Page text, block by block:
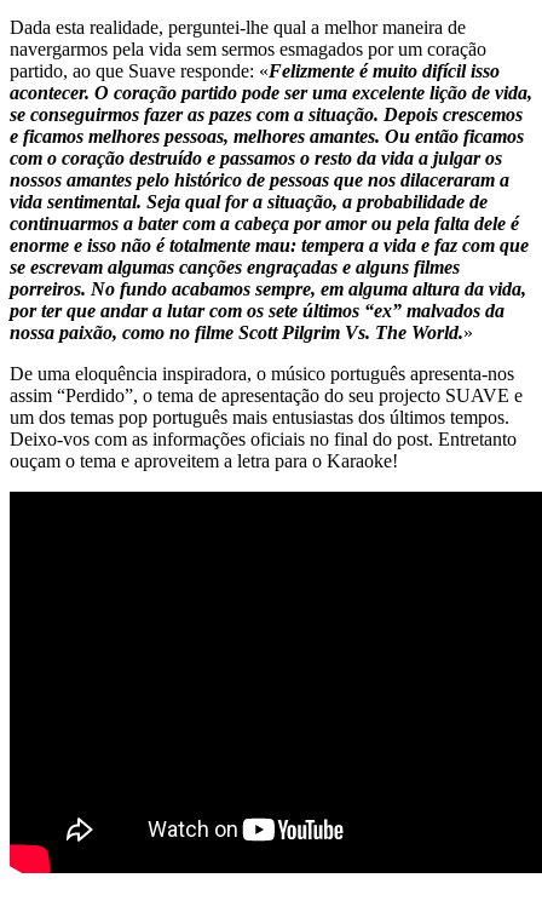
Dada esta realidade, perguntei-lhe qual a melhor maneira de
navergarmos pela vida sem sermos esmagados por um coração
partido, ao que Suave responde: «Felizmente é muito difícil isso
acontecer. O coração partido pode ser uma excelente lição de vida,
se conseguirmos fazer as pazes com a situação. Depois crescemos
e ficamos melhores pessoas, melhores amantes. Ou então ficamos
com o coração destruído e passamos o resto da vida a julgar os
nossos amantes pelo histórico de pessoas que nos dilaceraram a
vida sentimental. Seja qual for a situação, a probabilidade de
continuarmos a bater com a cabeça por amor ou pela falta dele é
enorme e isso não é totalmente mau: tempera a vida e faz com que
se escrevam algumas canções engraçadas e alguns filmes
porreiros. No fundo acabamos sempre, em alguma altura da vida,
por ter que andar a lutar com os sete últimos “ex” malvados da
nossa paixão, como no filme Scott Pilgrim Vs. The World.»
De uma eloquência inspiradora, o músico português apresenta-nos
assim “Perdido”, o tema de apresentação do seu projecto SUAVE e
um dos temas pop português mais entusiastas dos últimos tempos.
Deixo-vos com as informações oficiais no final do post. Entretanto
ouçam o tema e aproveitem a letra para o Karaoke!